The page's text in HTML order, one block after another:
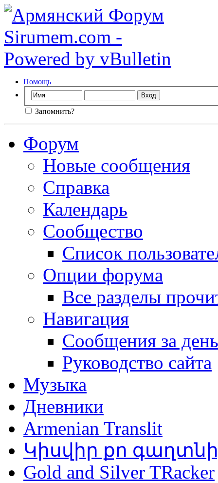
Помощь
Запомнить?
Форум
Новые сообщения
Справка
Календарь
Сообщество
Список
Опции форума
Все разделы
Навигация
Сообщения за день
Руководство сайта
Музыка
Дневники
Armenian Translit
Կիսվիր քո
Gold and Silver TRacker